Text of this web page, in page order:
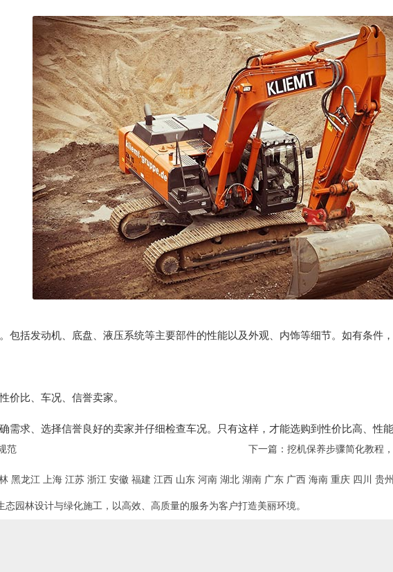
包括发动机、底盘、液压系统等主要部件的性能以及外观、内饰等细节。如有条件
价比、车况、信誉卖家。
需求、选择信誉良好的卖家并仔细检查车况。只有这样，才能选购到性价比高、性
范 下一篇： 挖机保养步骤简化教程
黑龙江 上海 江苏 浙江 安徽 福建 江西 山东 河南 湖北 湖南 广东 广西 海南 重庆 四川 贵
园林设计与绿化施工，以高效、高质量的服务为客户打造美丽环境。